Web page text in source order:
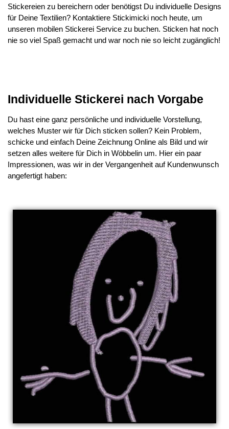
Stickereien zu bereichern oder benötigst Du individuelle Designs
für Deine Textilien? Kontaktiere Stickimicki noch heute, um
unseren mobilen Stickerei Service zu buchen. Sticken hat noch
nie so viel Spaß gemacht und war noch nie so leicht zugänglich!
Individuelle Stickerei nach Vorgabe
Du hast eine ganz persönliche und individuelle Vorstellung,
welches Muster wir für Dich sticken sollen? Kein Problem,
schicke und einfach Deine Zeichnung Online als Bild und wir
setzen alles weitere für Dich in Wöbbelin um. Hier ein paar
Impressionen, was wir in der Vergangenheit auf Kundenwunsch
angefertigt haben: